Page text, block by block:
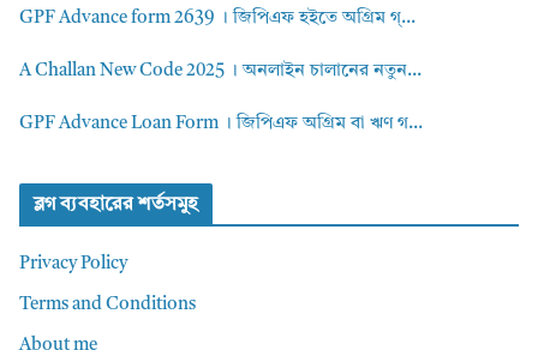
GPF Advance form 2639 । জিপিএফ হইতে অগ্রিম গ্...
A Challan New Code 2025 । অনলাইন চালানের নতুন...
GPF Advance Loan Form । জিপিএফ অগ্রিম বা ঋণ গ...
ব্লগ ব্যবহারের শর্তসমুহ
Privacy Policy
Terms and Conditions
About me